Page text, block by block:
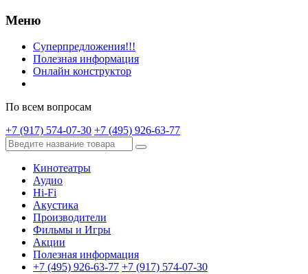
Меню
Суперпредложения!!!
Полезная информация
Онлайн конструктор
По всем вопросам
+7 (917) 574-07-30 +7 (495) 926-63-77
Кинотеатры
Аудио
Hi-Fi
Акустика
Производители
Фильмы и Игры
Акции
Полезная информация
+7 (495) 926-63-77 +7 (917) 574-07-30